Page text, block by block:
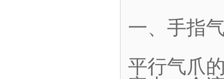
一、手指
平行气爪